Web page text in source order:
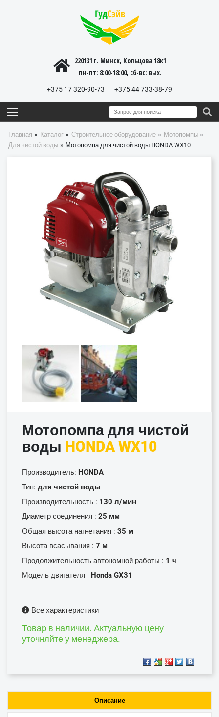
220131 г. Минск, Кольцова 18к1
пн-пт: 8:00-18:00, cб-вс: вых.
+375 44 733-38-79
+375 17 320-90-73
Главная » Каталог » Строительное оборудование » Мотопомпы »
Для чистой воды » Мотопомпа для чистой воды HONDA WX10
Мотопомпа для чистой
воды HONDA WX10
Производитель: HONDA
Тип: для чистой воды
Производительность : 130 л/мин
Диаметр соединения : 25 мм
Общая высота нагнетания : 35 м
Высота всасывания : 7 м
Продолжительность автономной работы : 1 ч
Модель двигателя : Honda GX31
Все характеристики
Товар в наличии. Актуальную цену
уточняйте у менеджера.
Описание